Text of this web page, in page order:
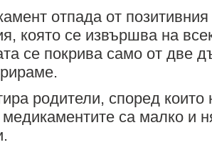
отпада от
която се извършва на
се покрива само от две
родители, според които
медикаментите са малко и